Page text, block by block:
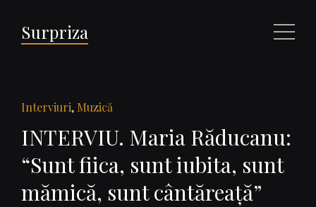
Surpriza Meniu
Interviuri, Muzică
INTERVIU. Maria Răducanu:
“Sunt fiica, sunt iubita, sunt
mămică, sunt cântăreaţă”